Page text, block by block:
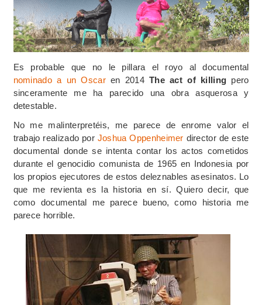
Es probable que no le pillara el royo al documental
nominado a un Oscaren 2014The act of killing pero
sinceramente me ha parecido una obra asquerosa y
detestable.
No me malinterpretéis, me parece de enrome valor el
trabajo realizado por Joshua Oppenheimer director de este
documental donde se intenta contar los actos cometidos
durante el genocidio comunista de 1965 en Indonesia por
los propios ejecutores de estos deleznables asesinatos. Lo
que me revienta es la historia en sí. Quiero decir, que
como documental me parece bueno, como historia me
parece horrible.